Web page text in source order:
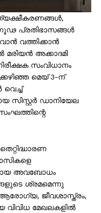
പ്രതിഭാസങ്ങള്‍
വത്തിക്കാന്‍
അക്കാദമി
സംവിധാനം
മെയ് 3-ന്
സിസ്റ്റര്‍ ഡാനിയേല
അവബോധം
ശ്രമമെന്നു
ജീവശാസ്ത്രം,
വിവിധ മേഖലകളില്‍